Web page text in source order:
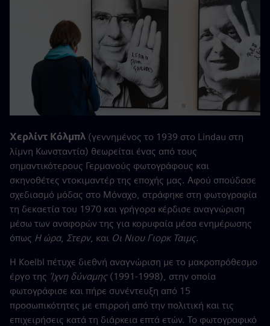
Χερλίντ Κόλμπλ (γεννημένος το 1939 στο Lindau στη
λίμνη Κωνσταντία) θεωρείται ένας από τους
σημαντικότερους Γερμανούς φωτογράφους και
σκηνοθέτες ντοκιμαντέρ της εποχής μας. Αφού σπούδασε
σχεδιασμό μόδας στο Μόναχο, στράφηκε στη φωτογραφία
τη δεκαετία του 1970 και γρήγορα κέρδισε αναγνώριση
μέσω των αναφορών της για κορυφαία μέσα ενημέρωσης
όπως Η ώρα, Στερν, και Οι Νιου Γιορκ Ταιμς.
Η Koelbl πέτυχε διεθνή αναγνώριση με το μακροπρόθεσμο
έργο της Ίχνη δύναμης(1991-1998), στην οποία
φωτογράφισε και πήρε συνέντευξη από 15
προσωπικότητες με επιρροή από την πολιτική και τις
επιχειρήσεις κατά τη διάρκεια επτά ετών. Το φωτογραφικό